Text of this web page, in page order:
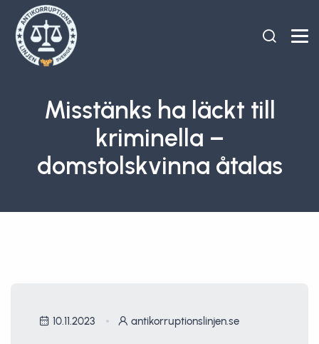
Misstänks ha läckt till
kriminella –
domstolskvinna åtalas
10.11.2023 antikorruptionslinjen.se